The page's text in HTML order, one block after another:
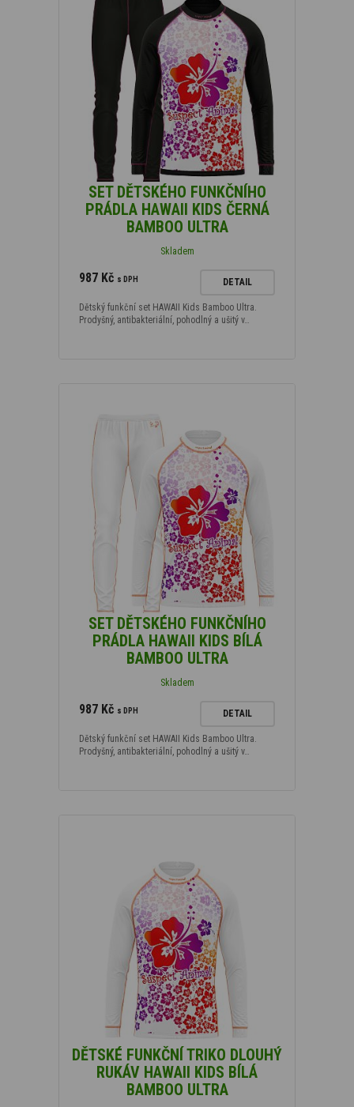
SET DĚTSKÉHO FUNKČNÍHO
PRÁDLA HAWAII KIDS ČERNÁ
BAMBOO ULTRA
Skladem
987 Kč s DPH DETAIL
Dětský funkční set HAWAII Kids Bamboo Ultra.
Prodyšný, antibakteriální, pohodlný a ušitý v…
SET DĚTSKÉHO FUNKČNÍHO
PRÁDLA HAWAII KIDS BÍLÁ
BAMBOO ULTRA
Skladem
987 Kč s DPH DETAIL
Dětský funkční set HAWAII Kids Bamboo Ultra.
Prodyšný, antibakteriální, pohodlný a ušitý v…
DĚTSKÉ FUNKČNÍ TRIKO DLOUHÝ
RUKÁV HAWAII KIDS BÍLÁ
BAMBOO ULTRA